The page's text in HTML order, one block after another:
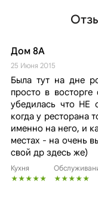
Дом 8А
25 Июня 2015
Была тут на дне
просто в
убедилась что НЕ
когда у ресторана
именно на него, и
местах - на очень
свой др здесь же)
Кухня